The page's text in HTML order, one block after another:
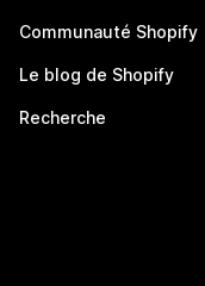
Communauté Shopify
Le blog de Shopify
Recherche